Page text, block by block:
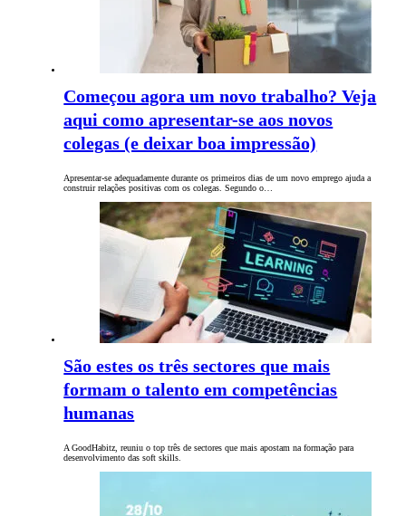
Começou agora um novo trabalho? Veja
aqui como apresentar-se aos novos
colegas (e deixar boa impressão)
Apresentar-se adequadamente durante os primeiros dias de um novo emprego ajuda a
construir relações positivas ​​com os colegas. Segundo o…
São estes os três sectores que mais
formam o talento em competências
humanas
A GoodHabitz, reuniu o top três de sectores que mais apostam na formação para
desenvolvimento das soft skills.